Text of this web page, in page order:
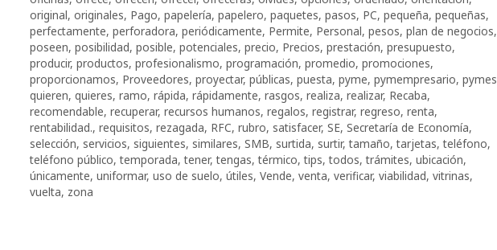
original, originales, Pago, papelería, papelero, paquetes, pasos, PC, pequeña, pequeñas,
perfectamente, perforadora, periódicamente, Permite, Personal, pesos, plan de negocios,
poseen, posibilidad, posible, potenciales, precio, Precios, prestación, presupuesto,
producir, productos, profesionalismo, programación, promedio, promociones,
proporcionamos, Proveedores, proyectar, públicas, puesta, pyme, pymempresario, pymes
quieren, quieres, ramo, rápida, rápidamente, rasgos, realiza, realizar, Recaba,
recomendable, recuperar, recursos humanos, regalos, registrar, regreso, renta,
rentabilidad., requisitos, rezagada, RFC, rubro, satisfacer, SE, Secretaría de Economía,
selección, servicios, siguientes, similares, SMB, surtida, surtir,tamaño,tarjetas,teléfono,
teléfono público,temporada,tener,tengas,térmico,tips,todos,trámites, ubicación,
únicamente, uniformar, uso de suelo, útiles, Vende, venta, verificar, viabilidad, vitrinas,
vuelta, zona